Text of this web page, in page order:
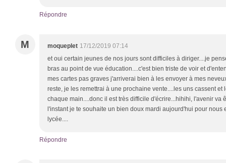
Répondre
M moqueplet 17/12/2019 07:14
et oui certain jeunes de nos jours sont difficiles à diriger....je
bras au point de vue éducation....c'est bien triste de voir et
mes cartes pas graves j'arriverai bien à les envoyer à mes
reste, je les remettrai à une prochaine vente....les uns cassent
chaque main....donc il est très difficile d'écrire...hihihi, l'avenir va
l'instant je te souhaite un bien doux mardi aujourd'hui pour nous
lycée....
Répondre